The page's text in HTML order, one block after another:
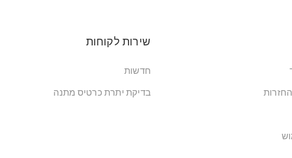
שירות לקוחות
חדשות
בדיקת יתרת כרטיס מתנה